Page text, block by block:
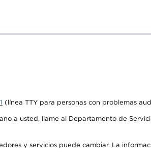
(línea TTY para personas con problemas
a usted, llame al Departamento de
y servicios puede cambiar. La